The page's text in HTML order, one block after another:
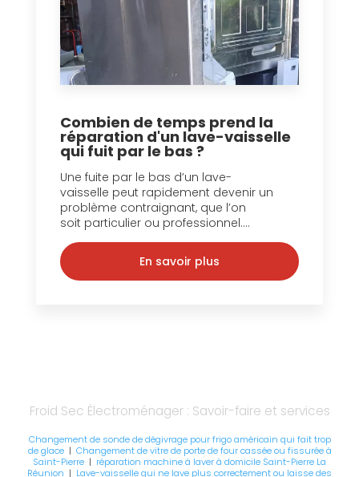
Combien de temps prend la
réparation d'un lave-vaisselle
qui fuit par le bas ?
Une fuite par le bas d’un lave-
vaisselle peut rapidement devenir un
problème contraignant, que l’on
soit particulier ou professionnel....
En savoir plus
Froid Sec Électroménager : Savoir-faire et services
Changement de sonde de dégivrage pour frigo américain qui fait trop
de glace| Changement de vitre de porte de four cassée ou fissurée à
Saint-Pierre | réparation machine à laver à domicile Saint-Pierre La
Réunion | Lave-vaisselle qui ne lave plus correctement ou laisse des